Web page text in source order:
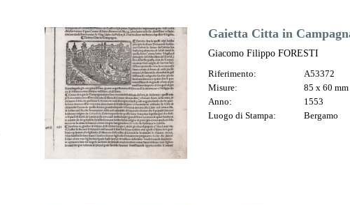
Gaietta Citta in
Giacomo Filippo FORESTI
Riferimento:
A53372
Misure:
85 x 60 mm
Anno:
1553
Luogo di Stampa:
Bergamo